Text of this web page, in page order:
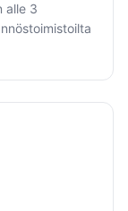
alle 3